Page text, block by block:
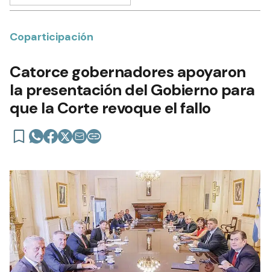
Coparticipación
Catorce gobernadores apoyaron
la presentación del Gobierno para
que la Corte revoque el fallo